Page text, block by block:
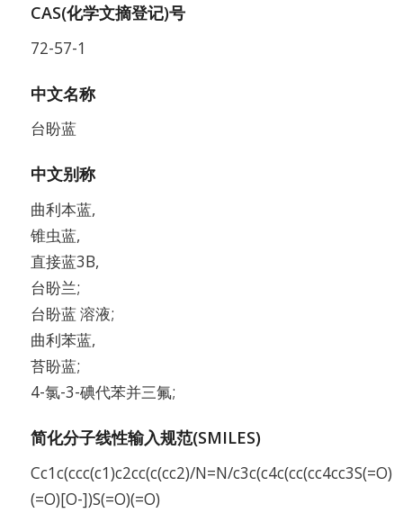
CAS(化学文摘登记)号
72-57-1
中文名称
台盼蓝
中文别称
曲利本蓝,
锥虫蓝,
直接蓝3B,
台盼兰;
台盼蓝 溶液;
曲利苯蓝,
苔盼蓝;
4-氯-3-碘代苯并三氟;
简化分子线性输入规范(SMILES)
Cc1c(ccc(c1)c2cc(c(cc2)/N=N/c3c(c4c(cc(cc4cc3S(=O)
(=O)[O-])S(=O)(=O)